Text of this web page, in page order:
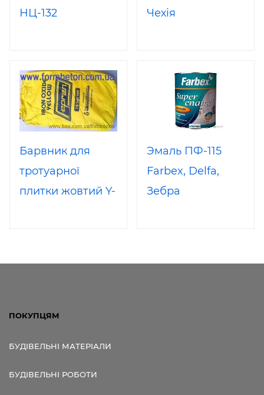
НЦ-132
Чехія
Барвник для
тротуарної
плитки жовтий Y-
Эмаль ПФ-115
Farbex, Delfa,
Зебра
ПОКУПЦЯМ
БУДІВЕЛЬНІ МАТЕРІАЛИ
БУДІВЕЛЬНІ РОБОТИ